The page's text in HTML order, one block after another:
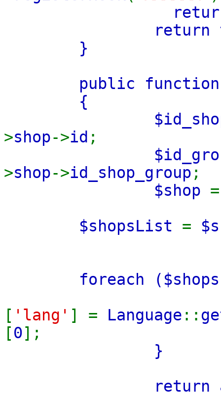
return
}
public
{
>shop->id ;
>shop->id_shop_group ;
$shop
$shopsList =
foreach (
[ 'lang' ] = Language ::
[0];
}
return